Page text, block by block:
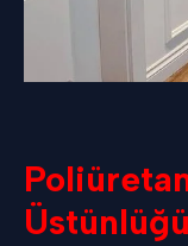
Üstünlüğü